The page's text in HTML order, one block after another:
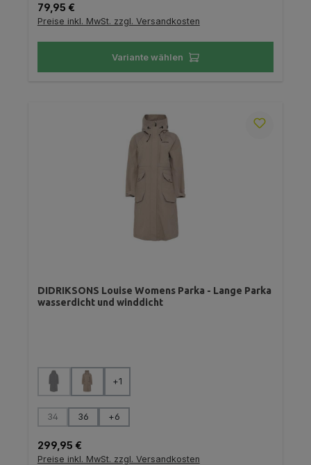
Regulärer Preis:
79,95 €
Preise inkl. MwSt. zzgl. Versandkosten
Variante wählen
DIDRIKSONS Louise Womens Parka - Lange Parka
wasserdicht und winddicht
Farbe auswählen
(Diese Option ist zurzeit nicht verfügbar.)
+1
Größe auswählen
34
(Diese Option ist zurzeit nicht verfügbar.)
36 +6
Regulärer Preis:
299,95 €
Preise inkl. MwSt. zzgl. Versandkosten